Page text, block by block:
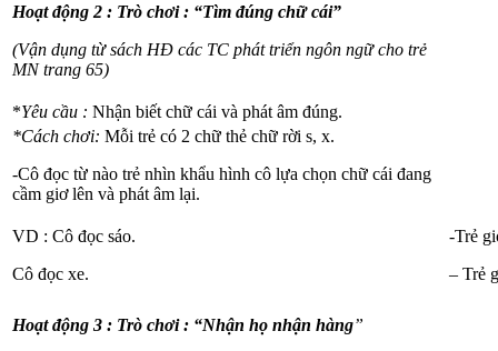
Hoạt động 2 : Trò chơi : “Tìm đúng chữ cái”
(Vận dụng từ sách HĐ các TC phát triển ngôn ngữ cho trẻ
MN trang 65)
*Yêu cầu : Nhận biết chữ cái và phát âm đúng.
*Cách chơi: Mỗi trẻ có 2 chữ thẻ chữ rời s, x.
-Cô đọc từ nào trẻ nhìn khẩu hình cô lựa chọn chữ cái đang
cầm giơ lên và phát âm lại.
VD : Cô đọc sáo.
Cô đọc xe.
-Trẻ
– Trẻ
Hoạt động 3 : Trò chơi : “Nhận họ nhận hàng”